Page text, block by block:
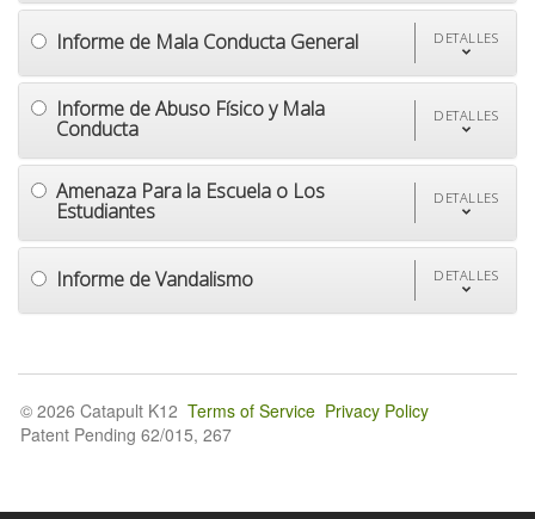
Informe de Mala Conducta General DETALLES
Informe de Abuso Físico y Mala
Conducta
DETALLES
Amenaza Para la Escuela o Los
Estudiantes
DETALLES
Informe de Vandalismo DETALLES
© 2026 Catapult K12 Terms of Service Privacy Policy
Patent Pending 62/015, 267